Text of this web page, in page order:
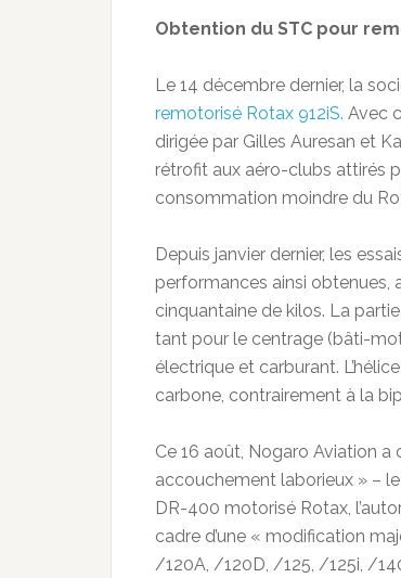
Obtention du STC pour
Le 14 décembre dernier, la
remotorisé Rotax 912iS. Avec
dirigée par Gilles Auresan et
rétrofit aux aéro-clubs attirés
consommation moindre du
Depuis janvier dernier, les
performances ainsi obtenues,
cinquantaine de kilos. La
tant pour le centrage (bâti-
électrique et carburant.
carbone, contrairement à la
Ce 16 août, Nogaro Aviation a
accouchement laborieux » –
DR-400 motorisé Rotax,
cadre d’une « modification
/120A, /120D, /125, /125i, /